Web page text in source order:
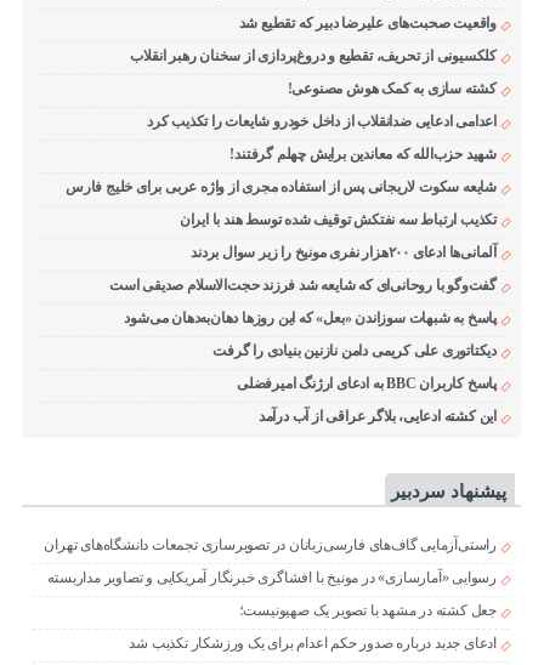
واقعیت صحبت‌های علیرضا دبیر که تقطیع شد
کلکسیونی از تحریف، تقطیع و دروغ‌پردازی از سخنان رهبر انقلاب
کشته سازی به کمک هوش مصنوعی!
اعدامی ادعایی ضدانقلاب از داخل خودرو شایعات را تکذیب کرد
شهید حزب‌الله که معاندین برایش چهلم گرفتند!
شایعه سکوت لاریجانی پس از استفاده مجری از واژه عربی برای خلیج فارس
تکذیب ارتباط سه نفتکش توقیف شده توسط هند با ایران
آلمانی‌ها ادعای ۲۰۰هزار نفری مونیخ را زیر سوال بردند
گفت‌وگو با روحانی‌ای که شایعه شد فرزند حجت‌الاسلام صدیقی است
پاسخ به شبهات سوزاندن «بعل» که این روزها دهان‌به‌دهان می‌شود
دیکتاتوری علی کریمی دامن نازنین بنیادی را گرفت
پاسخ کاربران BBC به ادعای ارژنگ امیرفضلی
این کشته ادعایی، بلاگر عراقی از آب درآمد
پیشنهاد سردبیر
راستی‌آزمایی گاف‌های فارسی‌زبانان در تصویرسازی تجمعات دانشگاه‌های تهران
رسوایی «آمارسازی» در مونیخ با افشاگری خبرنگار آمریکایی و تصاویر مداربسته
جعل کشته در مشهد با تصویر یک صهیونیست؛
ادعای جدید درباره صدور حکم اعدام برای یک ورزشکار تکذیب شد